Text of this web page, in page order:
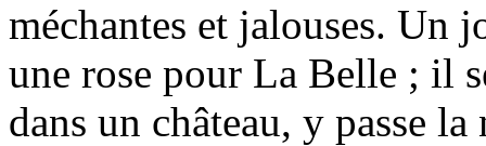
méchantes et jalouses. Un
une rose pour La Belle ; il
dans un château, y passe